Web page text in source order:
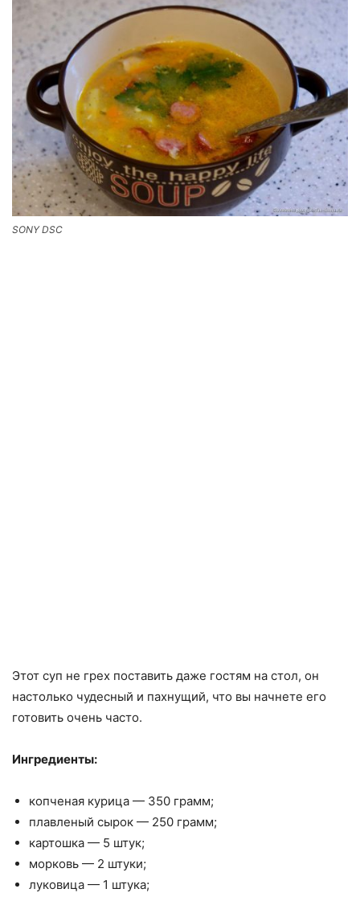
SONY DSC
Этот суп не грех поставить даже гостям на стол, он
настолько чудесный и пахнущий, что вы начнете его
готовить очень часто.
Ингредиенты:
копченая курица — 350 грамм;
плавленый сырок — 250 грамм;
картошка — 5 штук;
морковь — 2 штуки;
луковица — 1 штука;